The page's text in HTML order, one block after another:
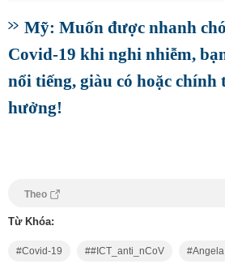
Mỹ: Muốn được nhanh
Covid-19 khi nghi nhiễm,
nổi tiếng, giàu có hoặc chính
hưởng!
Theo
Từ Khóa:
Covid-19 #ICT_anti_nCoV Angela